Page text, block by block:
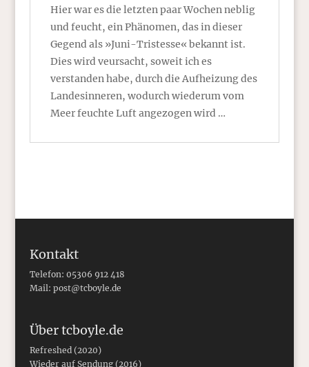
Hier war es die letzten paar Wochen neblig
und feucht, ein Phänomen, das in dieser
Gegend als »Juni-Tristesse« bekannt ist.
Dies wird veursacht, soweit ich es
verstanden habe, durch die Aufheizung des
Landesinneren, wodurch wiederum vom
Meer feuchte Luft angezogen wird …
Kontakt
Telefon: 05306 912 418
Mail: post@tcboyle.de
Über tcboyle.de
Refreshed (2020)
Wieder auf Sendung (2016)